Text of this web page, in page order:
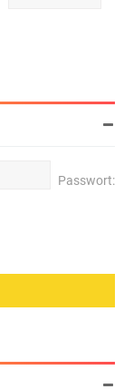
Passwort: